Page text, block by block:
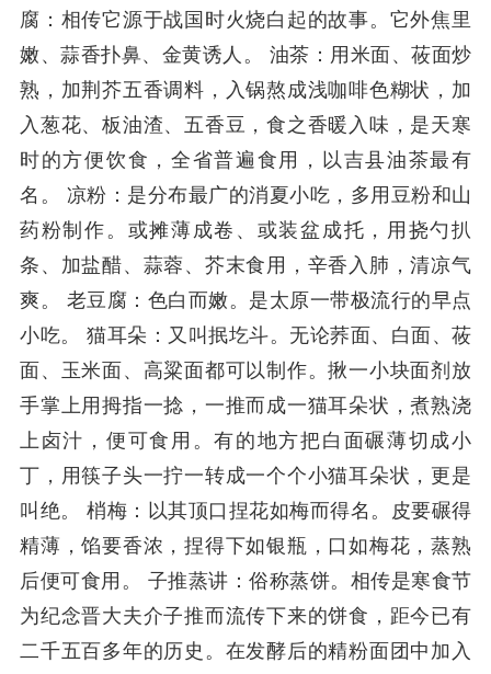
腐：相传它源于战国时火烧白起的故事。它外焦里
嫩、蒜香扑鼻、金黄诱人。 油茶：用米面、莜面炒
熟，加荆芥五香调料，入锅熬成浅咖啡色糊状，加
入葱花、板油渣、五香豆，食之香暖入味，是天寒
时的方便饮食，全省普遍食用，以吉县油茶最有
名。 凉粉：是分布最广的消夏小吃，多用豆粉和山
药粉制作。或摊薄成卷、或装盆成托，用挠勺扒
条、加盐醋、蒜蓉、芥末食用，辛香入肺，清凉气
爽。 老豆腐：色白而嫩。是太原一带极流行的早点
小吃。 猫耳朵：又叫抿圪斗。无论荞面、白面、莜
面、玉米面、高粱面都可以制作。揪一小块面剂放
手掌上用拇指一捻，一推而成一猫耳朵状，煮熟浇
上卤汁，便可食用。有的地方把白面碾薄切成小
丁，用筷子头一拧一转成一个个小猫耳朵状，更是
叫绝。 梢梅：以其顶口捏花如梅而得名。皮要碾得
精薄，馅要香浓，捏得下如银瓶，口如梅花，蒸熟
后便可食用。 子推蒸讲：俗称蒸饼。相传是寒食节
为纪念晋大夫介子推而流传下来的饼食，距今已有
二千五百多年的历史。在发酵后的精粉面团中加入